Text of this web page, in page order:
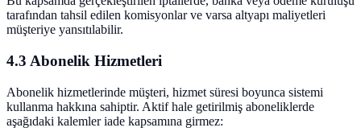
tarafından tahsil edilen komisyonlar ve varsa altyapı maliyetleri
müşteriye yansıtılabilir.
4.3 Abonelik Hizmetleri
Abonelik hizmetlerinde müşteri, hizmet süresi boyunca sistemi
kullanma hakkına sahiptir. Aktif hale getirilmiş aboneliklerde
aşağıdaki kalemler iade kapsamına girmez: